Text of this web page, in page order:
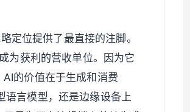
定位提供了最直接的注脚。
为获利的营收单位。因为它
的价值在于生成和消费
言模型，还是边缘设备上